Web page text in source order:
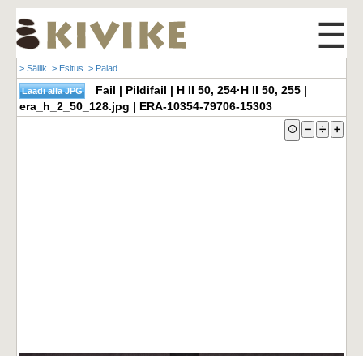
☰
> Säilik > Esitus > Palad
Fail | Pildifail | H II 50, 254·H II 50, 255 |
era_h_2_50_128.jpg | ERA-10354-79706-15303